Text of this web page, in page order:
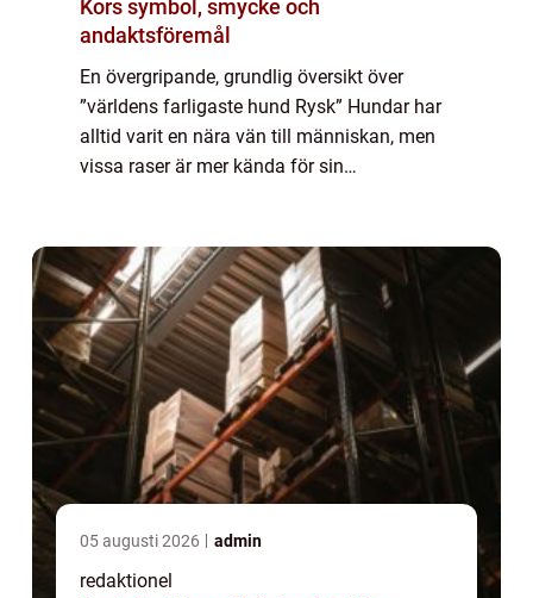
Kors symbol, smycke och
andaktsföremål
En övergripande, grundlig översikt över
”världens farligaste hund Rysk” Hundar har
alltid varit en nära vän till människan, men
vissa raser är mer kända för sin
05 augusti 2026 admin
redaktionel